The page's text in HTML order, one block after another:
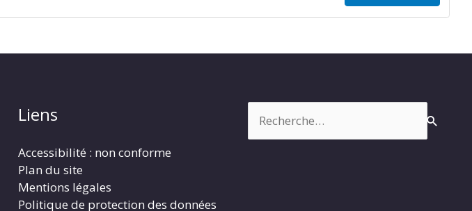
Liens
Accessibilité : non conforme
Plan du site
Mentions légales
Politique de protection des données